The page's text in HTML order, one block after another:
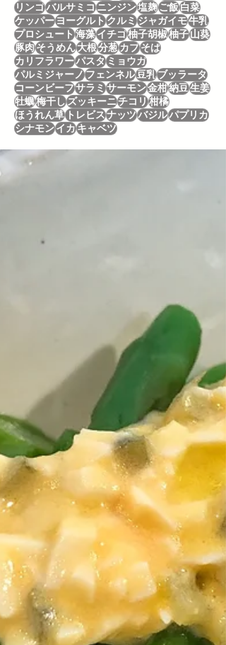
リンゴバルサミコニンジン塩麹ご飯白菜
ケッパーヨーグルトクルミジャガイモ牛乳
プロシュート海藻イチゴ柚子胡椒柚子山葵
豚肉そうめん大根分葱カブそば
カリフラワーパスタミョウガ
パルミジャーノフェンネル豆乳ブッラータ
コーンビーフサラミサーモン金柑納豆生姜
牡蠣梅干しズッキーニチコリ柑橘
ほうれん草トレビスナッツバジルパプリカ
シナモンイカキャベツ